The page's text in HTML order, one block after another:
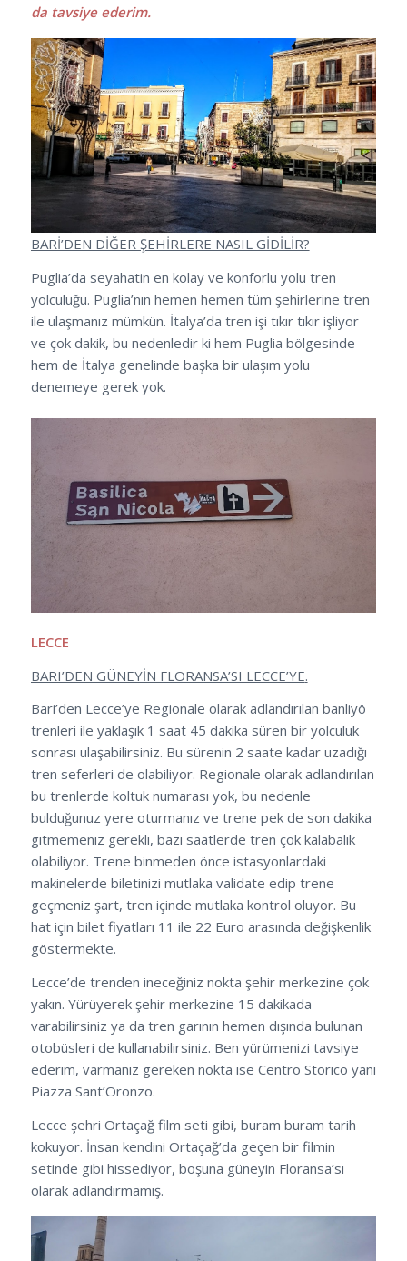
da tavsiye ederim.
BARİ’DEN DİĞER ŞEHİRLERE NASIL GİDİLİR?
Puglia’da seyahatin en kolay ve konforlu yolu tren
yolculuğu. Puglia’nın hemen hemen tüm şehirlerine tren
ile ulaşmanız mümkün. İtalya’da tren işi tıkır tıkır işliyor
ve çok dakik, bu nedenledir ki hem Puglia bölgesinde
hem de İtalya genelinde başka bir ulaşım yolu
denemeye gerek yok.
LECCE
BARI’DEN GÜNEYİN FLORANSA’SI LECCE’YE.
Bari’den Lecce’ye Regionale olarak adlandırılan banliyö
trenleri ile yaklaşık 1 saat 45 dakika süren bir yolculuk
sonrası ulaşabilirsiniz. Bu sürenin 2 saate kadar uzadığı
tren seferleri de olabiliyor. Regionale olarak adlandırılan
bu trenlerde koltuk numarası yok, bu nedenle
bulduğunuz yere oturmanız ve trene pek de son dakika
gitmemeniz gerekli, bazı saatlerde tren çok kalabalık
olabiliyor. Trene binmeden önce istasyonlardaki
makinelerde biletinizi mutlaka validate edip trene
geçmeniz şart, tren içinde mutlaka kontrol oluyor. Bu
hat için bilet fiyatları 11 ile 22 Euro arasında değişkenlik
göstermekte.
Lecce’de trenden ineceğiniz nokta şehir merkezine çok
yakın. Yürüyerek şehir merkezine 15 dakikada
varabilirsiniz ya da tren garının hemen dışında bulunan
otobüsleri de kullanabilirsiniz. Ben yürümenizi tavsiye
ederim, varmanız gereken nokta ise Centro Storico yani
Piazza Sant’Oronzo.
Lecce şehri Ortaçağ film seti gibi, buram buram tarih
kokuyor. İnsan kendini Ortaçağ’da geçen bir filmin
setinde gibi hissediyor, boşuna güneyin Floransa’sı
olarak adlandırmamış.